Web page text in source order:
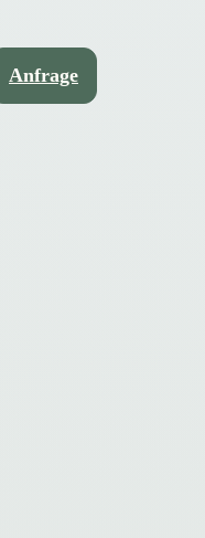
Anfrage